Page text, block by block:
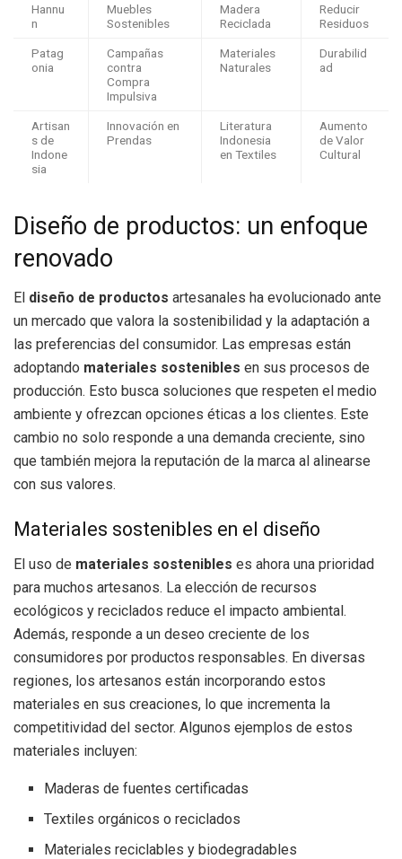
Hannu
n
Muebles
Sostenibles
Madera
Reciclada
Reducir
Residuos
Patag
onia
Campañas
contra
Compra
Impulsiva
Materiales
Naturales
Durabilid
ad
Artisan
s de
Indone
sia
Innovación en
Prendas
Literatura
Indonesia
en Textiles
Aumento
de Valor
Cultural
Diseño de productos: un enfoque
renovado
El diseño de productos artesanales ha evolucionado ante
un mercado que valora la sostenibilidad y la adaptación a
las preferencias del consumidor. Las empresas están
adoptando materiales sostenibles en sus procesos de
producción. Esto busca soluciones que respeten el medio
ambiente y ofrezcan opciones éticas a los clientes. Este
cambio no solo responde a una demanda creciente, sino
que también mejora la reputación de la marca al alinearse
con sus valores.
Materiales sostenibles en el diseño
El uso de materiales sostenibles es ahora una prioridad
para muchos artesanos. La elección de recursos
ecológicos y reciclados reduce el impacto ambiental.
Además, responde a un deseo creciente de los
consumidores por productos responsables. En diversas
regiones, los artesanos están incorporando estos
materiales en sus creaciones, lo que incrementa la
competitividad del sector. Algunos ejemplos de estos
materiales incluyen:
Maderas de fuentes certificadas
Textiles orgánicos o reciclados
Materiales reciclables y biodegradables